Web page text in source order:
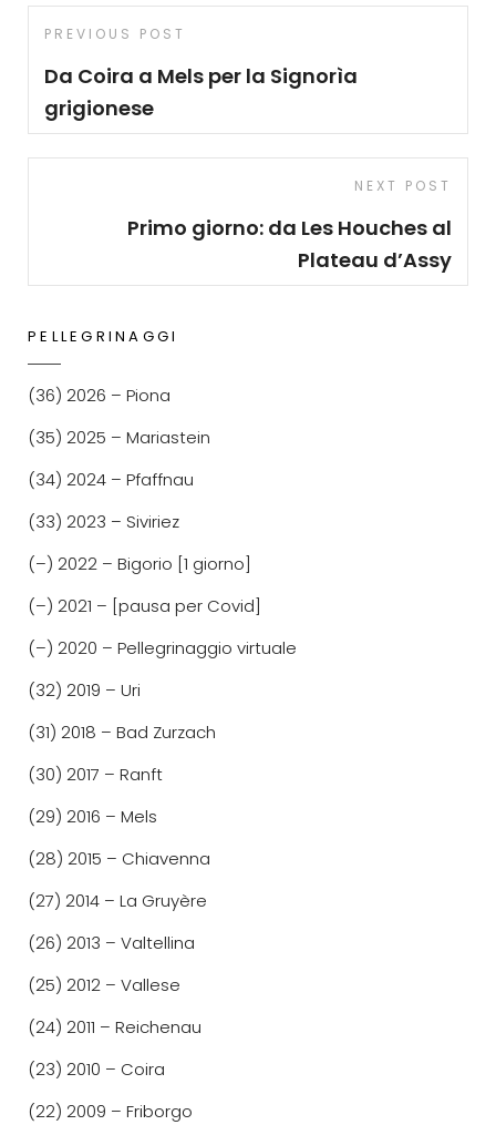
N
A
T
V
:
Navigazione
articoli
Previous
Post
PREVIOUS POST
Da Coira a Mels per la Signorìa
grigionese
NEXT POST
Primo giorno: da Les Houches al
Plateau d’Assy
PELLEGRINAGGI
(36) 2026 – Piona
(35) 2025 – Mariastein
(34) 2024 – Pfaffnau
(33) 2023 – Siviriez
(–) 2022 – Bigorio [1 giorno]
(–) 2021 – [pausa per Covid]
(–) 2020 – Pellegrinaggio virtuale
(32) 2019 – Uri
(31) 2018 – Bad Zurzach
(30) 2017 – Ranft
(29) 2016 – Mels
(28) 2015 – Chiavenna
(27) 2014 – La Gruyère
(26) 2013 – Valtellina
(25) 2012 – Vallese
(24) 2011 – Reichenau
(23) 2010 – Coira
(22) 2009 – Friborgo